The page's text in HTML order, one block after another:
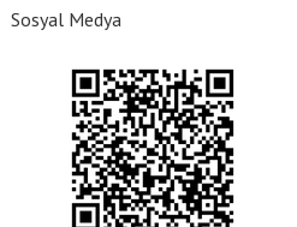
Sosyal Medya